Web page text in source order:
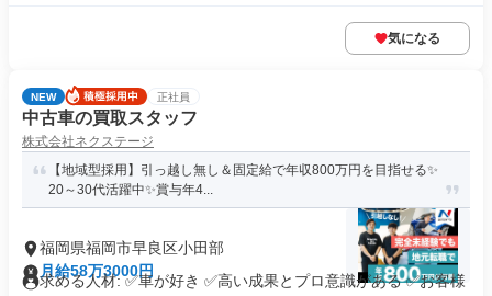
気になる
NEW 正社員
中古車の買取スタッフ
株式会社ネクステージ
【地域型採用】引っ越し無し＆固定給で年収800万円を目指せる✨
20～30代活躍中✨賞与年4...
福岡県福岡市早良区小田部
月給58万3000円
求める人材: ✅車が好き ✅高い成果とプロ意識がある ✅お客様